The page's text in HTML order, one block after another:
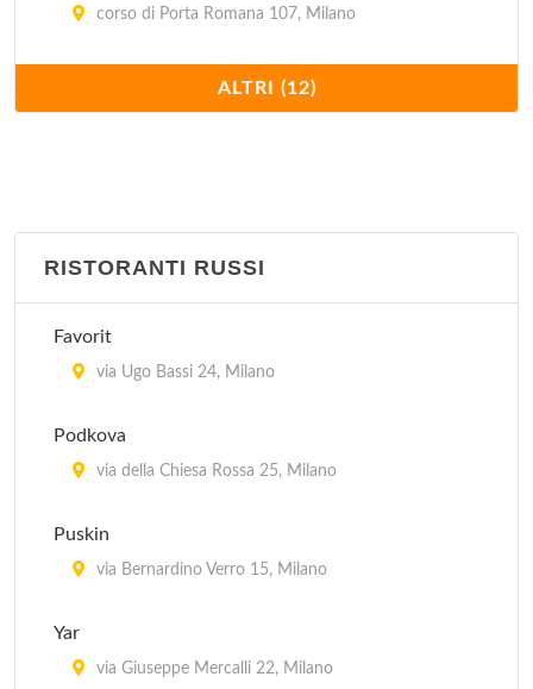
corso di Porta Romana 107, Milano
via Ruggero Bonghi 12, Milano
Milano
Llevataps
via Ariberto 31, Milano
via Ludovico Montegani 68, Milano
via Lodovico il Moro 61, Milano
ALTRI (12)
RISTORANTI RUSSI
Favorit
via Ugo Bassi 24, Milano
Podkova
via della Chiesa Rossa 25, Milano
Puskin
via Bernardino Verro 15, Milano
Yar
via Giuseppe Mercalli 22, Milano